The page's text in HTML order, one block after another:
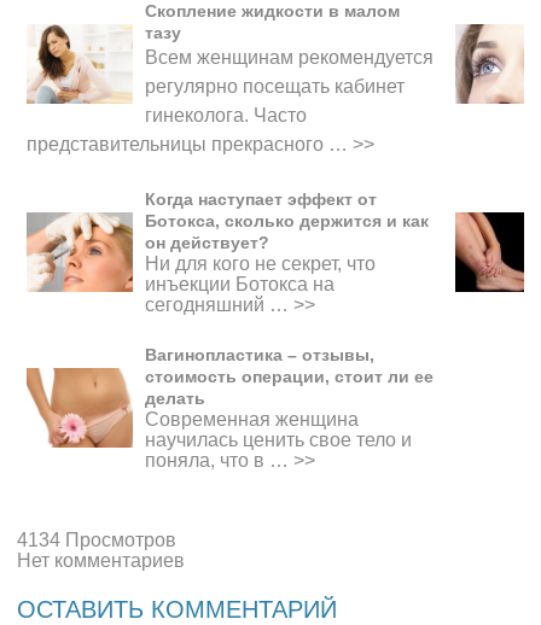
Скопление жидкости в малом
тазу
Всем женщинам рекомендуется
регулярно посещать кабинет
гинеколога. Часто
представительницы прекрасного … >>
Когда наступает эффект от
Ботокса, сколько держится и как
он действует?
Ни для кого не секрет, что
инъекции Ботокса на
сегодняшний … >>
Вагинопластика – отзывы,
стоимость операции, стоит ли ее
делать
Современная женщина
научилась ценить свое тело и
поняла, что в … >>
4134 Просмотров
Нет комментариев
ОСТАВИТЬ КОММЕНТАРИЙ